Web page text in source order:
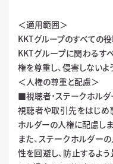
＜適用範囲＞
KKTグループのすべての
KKTグループに関わるす
権を尊重し、侵害しないよ
＜人権の尊重と配慮＞
■視聴者・ステークホル
視聴者や取引先をはじめ
ホルダーの人権に配慮しま
また、ステークホルダー
性を回避し、防止するよ